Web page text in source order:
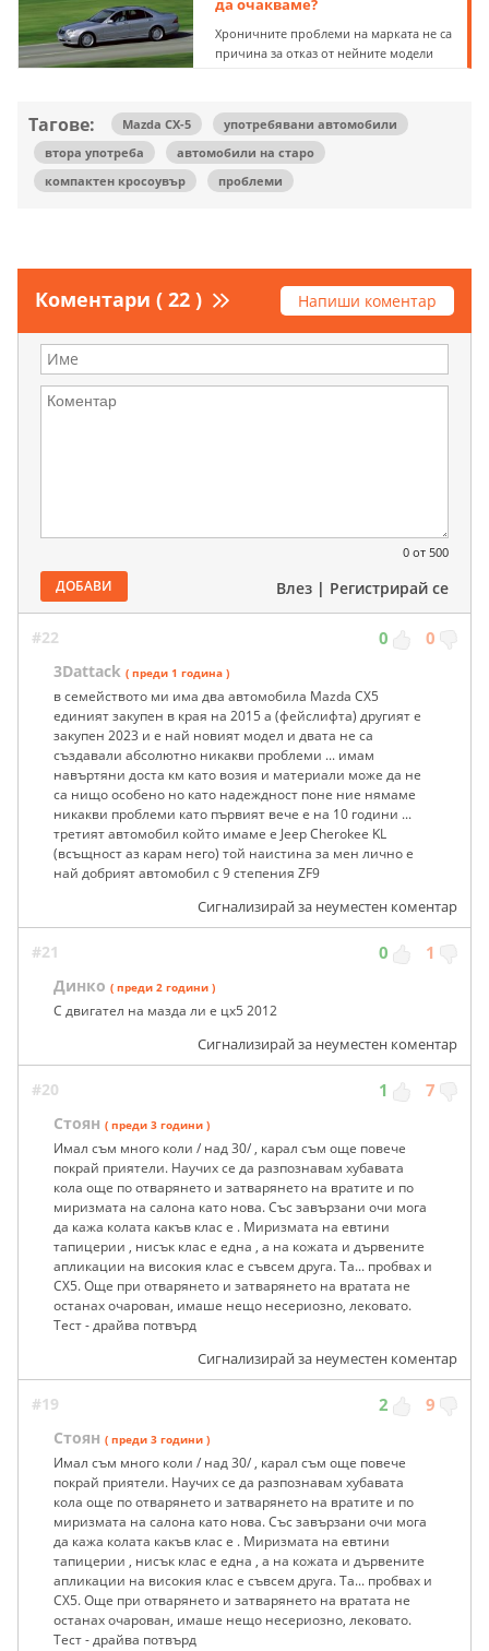
да очакваме?
Хроничните проблеми на марката не са
причина за отказ от нейните модели
Тагове: Mazda CX-5
употребявани автомобили
втора употреба
автомобили на старо
компактен кросоувър
проблеми
Коментари ( 22 ) Напиши коментар
0 от 500
ДОБАВИ Влез | Регистрирай се
#22 0 0
3Dattack ( преди 1 година )
в семейството ми има два автомобила Mazda CX5
единият закупен в края на 2015 а (фейслифта) другият е
закупен 2023 и е най новият модел и двата не са
създавали абсолютно никакви проблеми ... имам
навъртяни доста км като возия и материали може да не
са нищо особено но като надеждност поне ние нямаме
никакви проблеми като първият вече е на 10 години ...
третият автомобил който имаме е Jeep Cherokee KL
(всъщност аз карам него) той наистина за мен лично е
най добрият автомобил с 9 степения ZF9
Сигнализирай за неуместен коментар
#21 0 1
Динко ( преди 2 години )
С двигател на мазда ли е цх5 2012
Сигнализирай за неуместен коментар
#20 1 7
Стоян ( преди 3 години )
Имал съм много коли / над 30/ , карал съм още повече
покрай приятели. Научих се да разпознавам хубавата
кола още по отварянето и затварянето на вратите и по
миризмата на салона като нова. Със завързани очи мога
да кажа колата какъв клас е . Миризмата на евтини
тапицерии , нисък клас е една , а на кожата и дървените
апликации на високия клас е съвсем друга. Та... пробвах и
СХ5. Още при отварянето и затварянето на вратата не
останах очарован, имаше нещо несериозно, лековато.
Тест - драйва потвърд
Сигнализирай за неуместен коментар
#19 2 9
Стоян ( преди 3 години )
Имал съм много коли / над 30/ , карал съм още повече
покрай приятели. Научих се да разпознавам хубавата
кола още по отварянето и затварянето на вратите и по
миризмата на салона като нова. Със завързани очи мога
да кажа колата какъв клас е . Миризмата на евтини
тапицерии , нисък клас е една , а на кожата и дървените
апликации на високия клас е съвсем друга. Та... пробвах и
СХ5. Още при отварянето и затварянето на вратата не
останах очарован, имаше нещо несериозно, лековато.
Тест - драйва потвърд